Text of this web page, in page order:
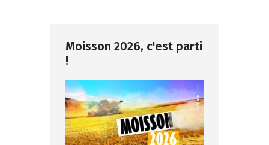
Moisson 2026, c'est parti
!